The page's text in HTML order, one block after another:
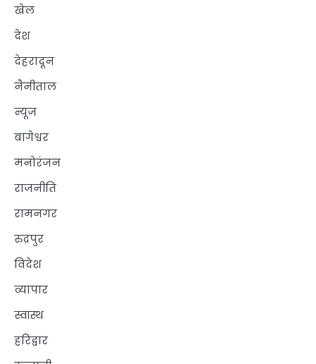
खेल
देश
देहरादून
नैनीताल
न्यूज
बागेश्वर
मनोरंजन
राजनीति
रामनगर
रुद्रपुर
विदेश
व्यापार
स्वास्थ
हरिद्वार